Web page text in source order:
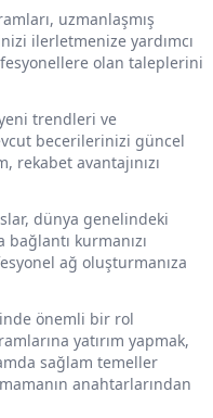
uzmanlaşmış
ilerletmenize yardımcı
olan taleplerini
trendleri ve
becerilerinizi güncel
rekabet avantajınızı
dünya genelindeki
kurmanızı
ağ oluşturmanıza
önemli bir rol
yatırım yapmak,
sağlam temeller
anahtarlarından